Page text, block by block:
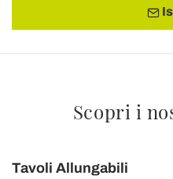
Scopri i
Tavoli Allungabili